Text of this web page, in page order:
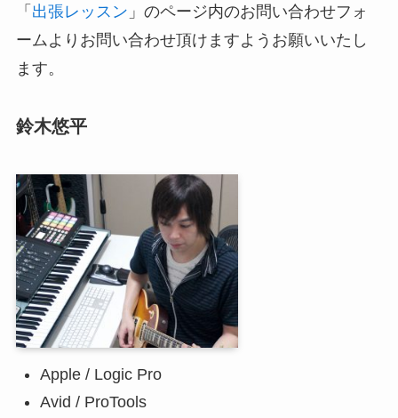
「 出張レッスン 」のページ内のお問い合わせフォ
ームよりお問い合わせ頂けますようお願いいたし
ます。
鈴木悠平
Apple / Logic Pro
Avid / ProTools